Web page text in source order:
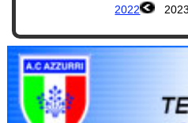
2022